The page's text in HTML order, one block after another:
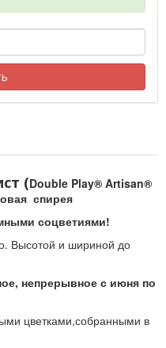
(Double Play® Artisan®
спирея
соцветиями!
Высотой и шириной до
непрерывное с июня по
цветками,собранными в